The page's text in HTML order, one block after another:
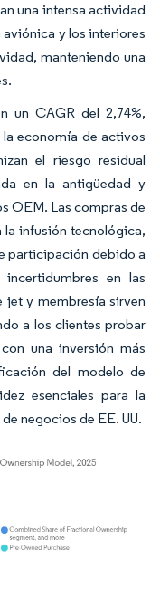
una intensa actividad
y los interiores
manteniendo una
un CAGR del 2,74%,
economía de activos
el riesgo residual
en la antigüedad y
OEM. Las compras de
la infusión tecnológica,
participación debido a
en las
jet y membresía sirven
a los clientes probar
una inversión más
del modelo de
esenciales para la
negocios de EE. UU.